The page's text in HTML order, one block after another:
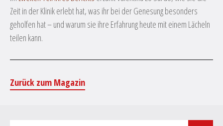
Zeit in der Klinik erlebt hat, was ihr bei der Genesung besonders
geholfen hat – und warum sie ihre Erfahrung heute mit einem Lächeln
teilen kann.
Zurück zum Magazin